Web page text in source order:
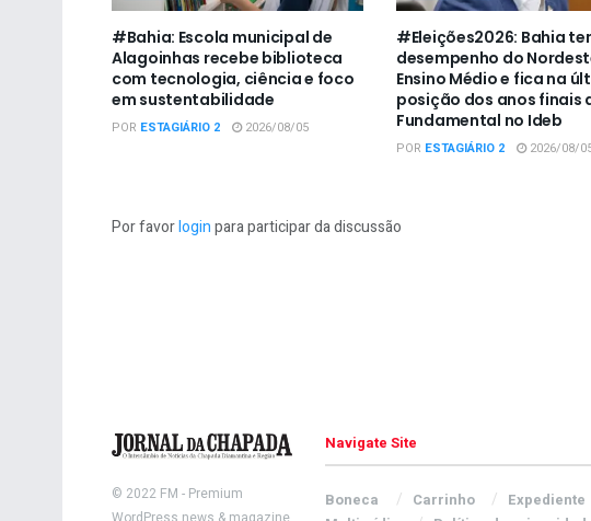
#Bahia: Escola municipal de
Alagoinhas recebe biblioteca
com tecnologia, ciência e foco
em sustentabilidade
POR ESTAGIÁRIO 2 2026/08/05
#Eleições2026: Bahia
desempenho do
Ensino Médio e fica na
posição dos anos finais
Fundamental no Ideb
POR ESTAGIÁRIO 2 2026/08/
Por favorloginpara participar da discussão
© 2022 FM - Premium
Navigate Site
Boneca Carrinho Expediente